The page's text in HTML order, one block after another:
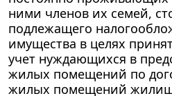
ними членов их семей,
подлежащего
имущества в целях
учет нуждающихся в
жилых помещений по
жилых помещений